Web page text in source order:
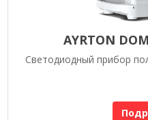
AYRTON
Светодиодный прибор